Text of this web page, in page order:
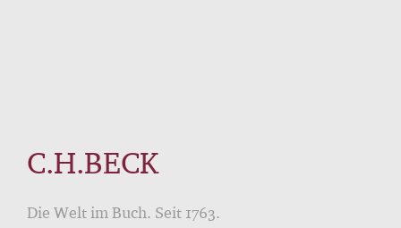
C.H.BECK
Die Welt im Buch. Seit 1763.